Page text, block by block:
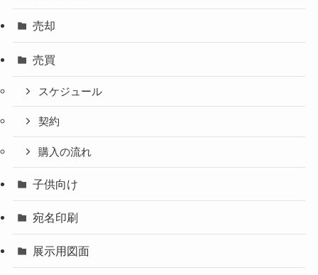
売却
売買
スケジュール
契約
購入の流れ
子供向け
宛名印刷
展示用図面